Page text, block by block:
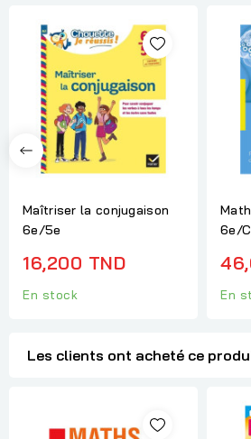
Maîtriser la conjugaison
6e/5e
16,200 TND
En stock
6e/
En
Les clients ont acheté ce